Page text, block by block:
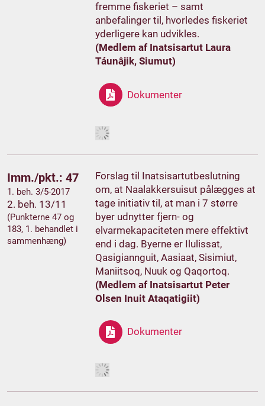
fremme fiskeriet – samt
anbefalinger til, hvorledes fiskeriet
yderligere kan udvikles.
(Medlem af Inatsisartut Laura
Táunâjik, Siumut)
Dokumenter
Imm./pkt.: 47
1. beh. 3/5-2017
2. beh. 13/11
(Punkterne 47 og
183, 1. behandlet i
sammenhæng)
Forslag til Inatsisartutbeslutning
om, at Naalakkersuisut pålægges at
tage initiativ til, at man i 7 større
byer udnytter fjern- og
elvarmekapaciteten mere effektivt
end i dag. Byerne er Ilulissat,
Qasigiannguit, Aasiaat, Sisimiut,
Maniitsoq, Nuuk og Qaqortoq.
(Medlem af Inatsisartut Peter
Olsen Inuit Ataqatigiit)
Dokumenter